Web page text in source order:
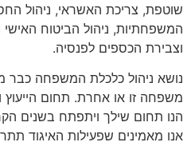
שוטפת, צריכת האשראי, ניהול
המשפחתיות, ניהול הביטוח
וצבירת הכספים לפנסיה.
נושא ניהול כלכלת המשפחה כבר
משפחה זו או אחרת. תחום הייעוץ
הנו תחום שילך ויתפתח בשנים
אנו מאמינים שפעילות האיגוד